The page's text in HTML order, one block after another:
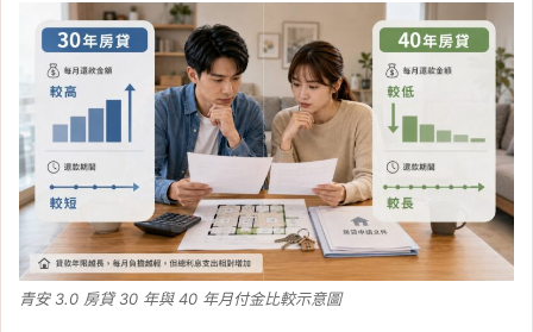
青安 3.0 房貸 30 年與 40 年月付金比較示意圖